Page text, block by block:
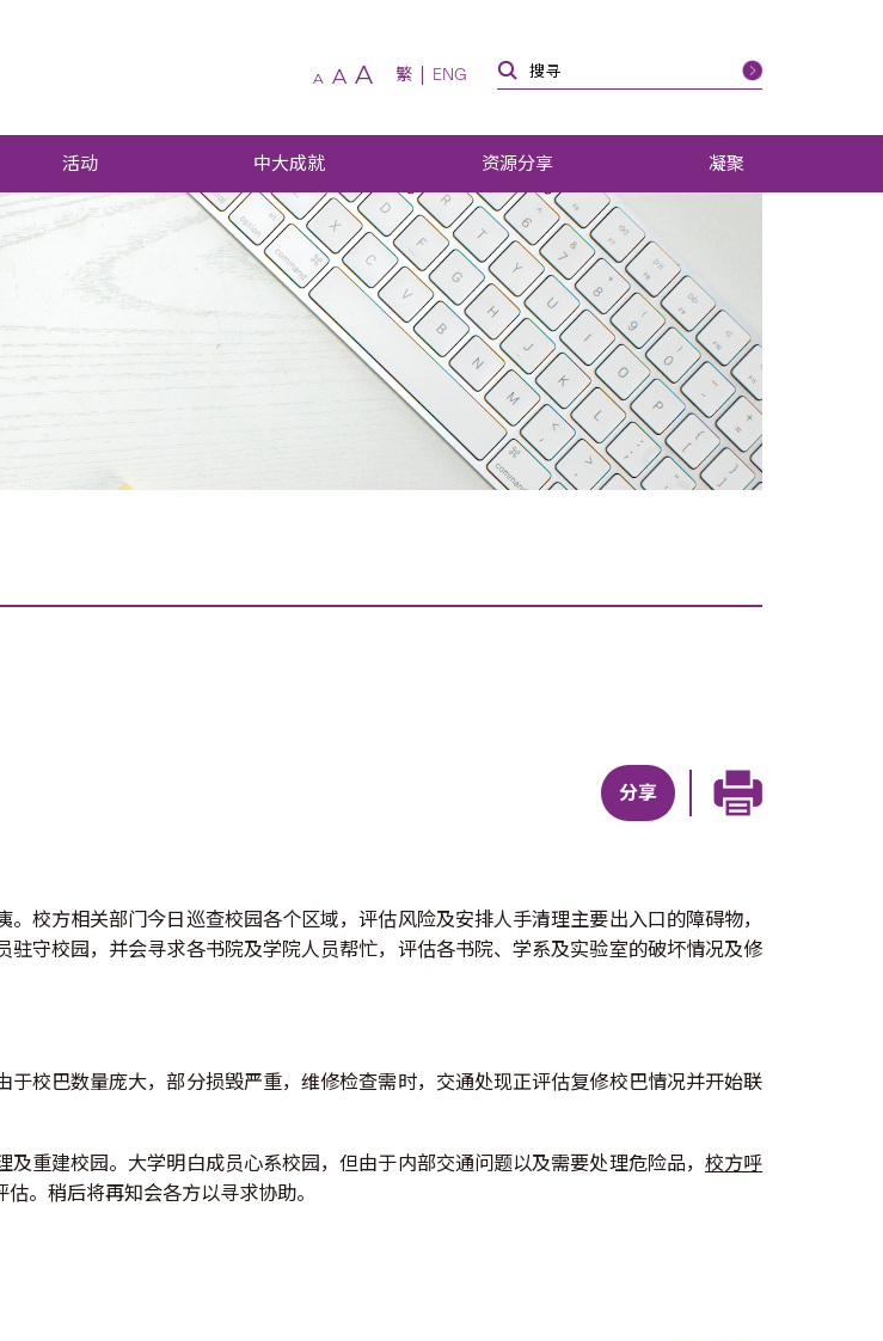
A A A 繁 ENG
活动 中大成就 资源分享 凝聚
分享
校方相关部门今日巡查校园各个区域，评估风险及安排人手清理主要出入口的障碍物，
守校园，并会寻求各书院及学院人员帮忙，评估各书院、学系及实验室的破坏情况及修
校巴数量庞大，部分损毁严重，维修检查需时，交通处现正评估复修校巴情况并开始联
重建校园。大学明白成员心系校园，但由于内部交通问题以及需要处理危险品，校方呼
。稍后将再知会各方以寻求协助。